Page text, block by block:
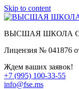
Skip to content
ВЫСШАЯ ШКОЛА
Лицензия № 041876
Ждем ваших заявок!
+7 (995) 100-33-55
info@fse.ms